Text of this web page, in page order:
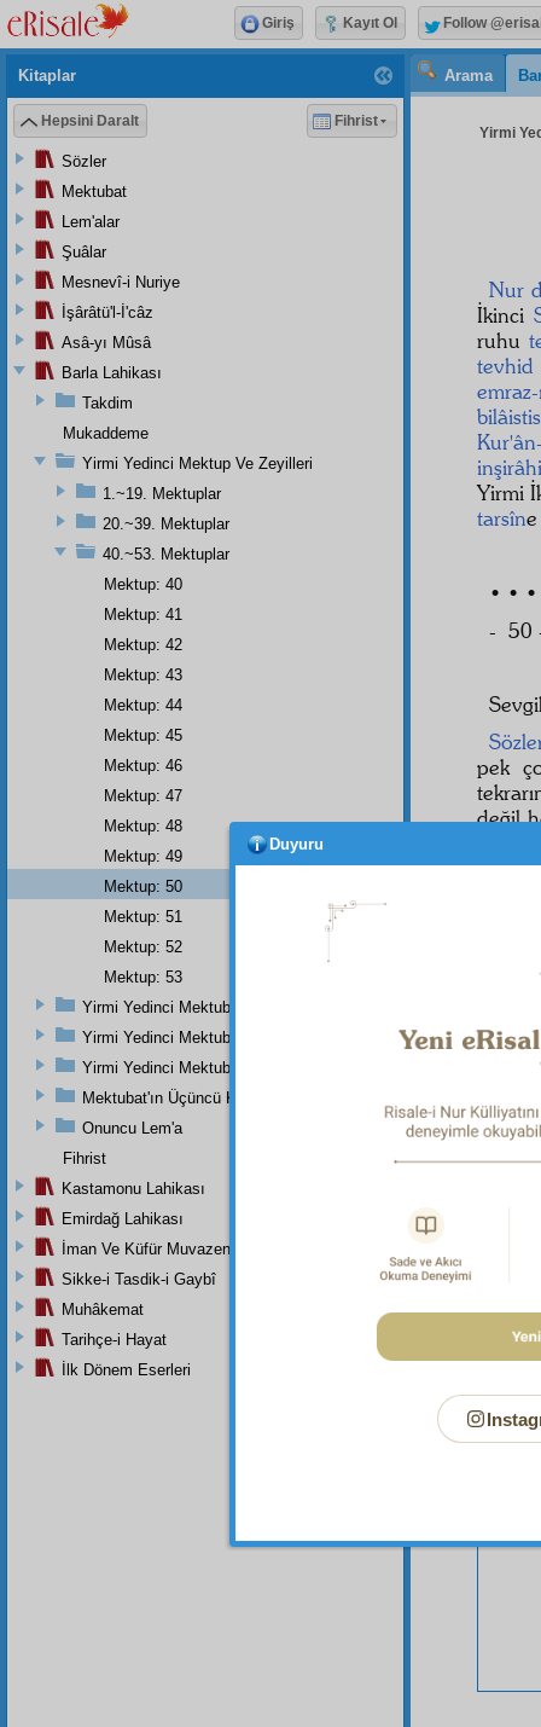
Arama
Yirmi
Nur
İkinci
ruhu
tevhid
Yirmi
tarsîn
• • •
- 50
pek
değil
Kitaplar
Hepsini Daralt Fihrist
Sözler
Mektubat
Lem'alar
Şuâlar
Mesnevî-i Nuriye
İşârâtü'l-İ'câz
Asâ-yı Mûsâ
Barla Lahikası
Takdim
Mukaddeme
Yirmi Yedinci Mektup Ve Zeyilleri
1.~19. Mektuplar
20.~39. Mektuplar
40.~53. Mektuplar
Mektup: 40
Mektup: 41
Mektup: 42
Mektup: 43
Mektup: 44
Mektup: 45
Mektup: 46
Mektup: 47
Mektup: 48
Mektup: 49
Mektup: 50
Mektup: 51
Mektup: 52
Mektup: 53
Yirmi Yedinci Mektubun İkinci Zeyl
Yirmi Yedinci Mektubun Üçüncü Zeyli
Yirmi Yedinci Mektubun Üçüncü Kısmı Ve Üçüncü Zeylin
Mektubat'ın Üçüncü Kısmı
Onuncu Lem'a
Fihrist
Kastamonu Lahikası
Emirdağ Lahikası
İman Ve Küfür Muvazeneleri
Sikke-i Tasdik-i Gaybî
Muhâkemat
Tarihçe-i Hayat
İlk Dönem Eserleri
Giriş Kayıt Ol Follow
Duyuru